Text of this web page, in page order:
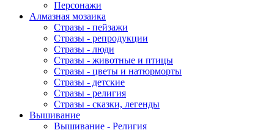
Персонажи
Алмазная мозаика
Стразы - пейзажи
Стразы - репродукции
Стразы - люди
Стразы - животные и птицы
Стразы - цветы и натюрморты
Стразы - детские
Стразы - религия
Стразы - сказки, легенды
Вышивание
Вышивание - Религия